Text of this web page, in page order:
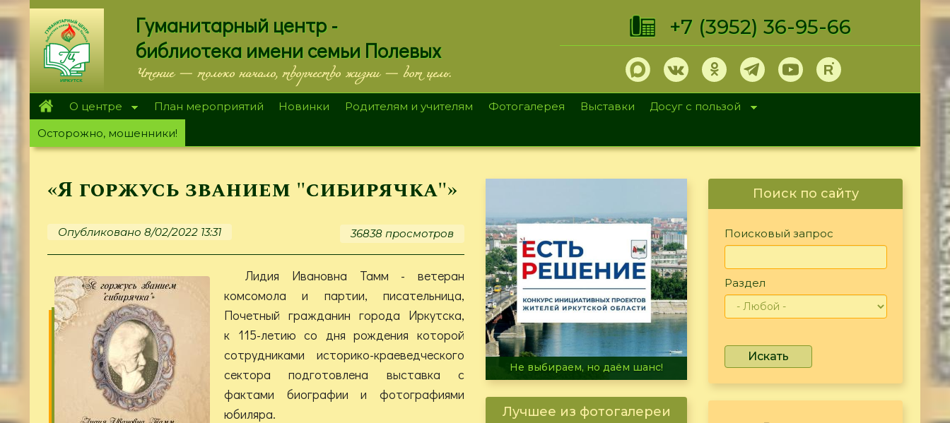
Перейти
к
основному
содержанию
Гуманитарный центр -
библиотека имени семьи Полевых
Чтение — только начало, творчество жизни — вот цель.
+7 (3952) 36-95-66
О центре План мероприятий Новинки Родителям и учителям Фотогалерея Выставки
Досуг с пользой
Осторожно, мошенники!
«Я горжусь званием "сибирячка"»
Опубликовано 8/02/2022 13:31 36838 просмотров
Лидия Ивановна Тамм - ветеран
комсомола и партии, писательница,
Почетный гражданин города Иркутска,
к 115-летию со дня рождения которой
сотрудниками историко-краеведческого
сектора подготовлена выставка с
фактами биографии и фотографиями
юбиляра.
В огне не горит, в воде не тонет
Лучшее из фотогалереи
Поиск по сайту
Поисковый запрос
Раздел
Искать